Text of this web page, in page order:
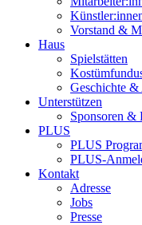
Vorstand &
Haus
Spielstätten
Geschichte
Unterstützen
Sponsoren &
PLUS
PLUS
PLUS-
Kontakt
Adresse
Jobs
Presse